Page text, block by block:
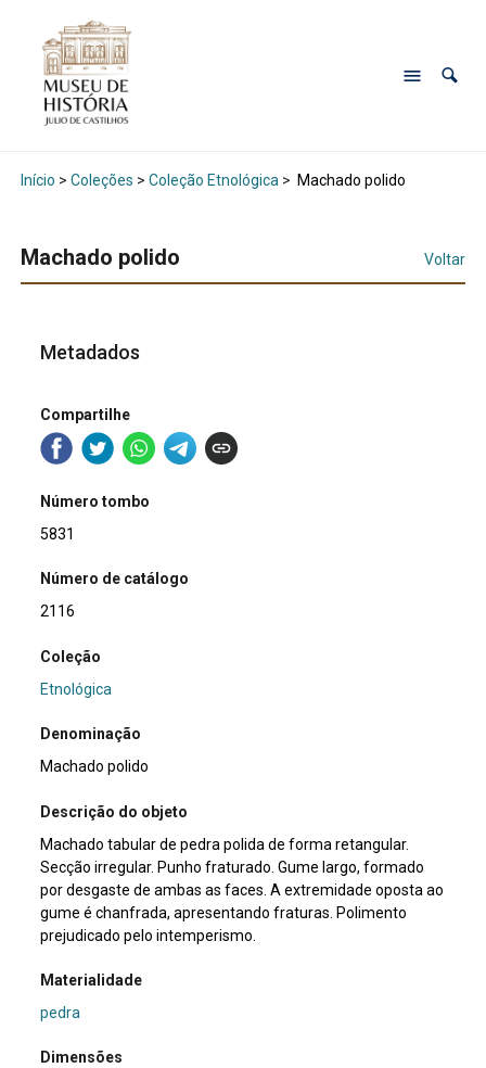
Início > Coleções > Coleção Etnológica > Machado polido
Machado polido Voltar
Metadados
Compartilhe
Número tombo
5831
Número de catálogo
2116
Coleção
Etnológica
Denominação
Machado polido
Descrição do objeto
Machado tabular de pedra polida de forma retangular.
Secção irregular. Punho fraturado. Gume largo, formado
por desgaste de ambas as faces. A extremidade oposta ao
gume é chanfrada, apresentando fraturas. Polimento
prejudicado pelo intemperismo.
Materialidade
pedra
Dimensões